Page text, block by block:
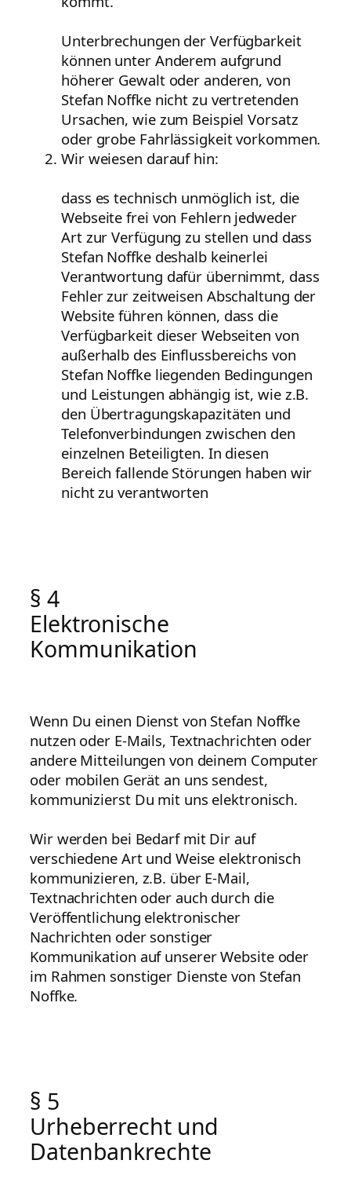
Unterbrechungen der Verfügbarkeit
können unter Anderem aufgrund
höherer Gewalt oder anderen, von
Stefan Noffke nicht zu vertretenden
Ursachen, wie zum Beispiel Vorsatz
oder grobe Fahrlässigkeit vorkommen.
Wir weiesen darauf hin:
dass es technisch unmöglich ist, die
Webseite frei von Fehlern jedweder
Art zur Verfügung zu stellen und dass
Stefan Noffke deshalb keinerlei
Verantwortung dafür übernimmt, dass
Fehler zur zeitweisen Abschaltung der
Website führen können, dass die
Verfügbarkeit dieser Webseiten von
außerhalb des Einflussbereichs von
Stefan Noffke liegenden Bedingungen
und Leistungen abhängig ist, wie z.B.
den Übertragungskapazitäten und
Telefonverbindungen zwischen den
einzelnen Beteiligten. In diesen
Bereich fallende Störungen haben wir
nicht zu verantworten
§ 4
Elektronische
Kommunikation
Wenn Du einen Dienst von Stefan Noffke
nutzen oder E-Mails, Textnachrichten oder
andere Mitteilungen von deinem Computer
oder mobilen Gerät an uns sendest,
kommunizierst Du mit uns elektronisch.
Wir werden bei Bedarf mit Dir auf
verschiedene Art und Weise elektronisch
kommunizieren, z.B. über E-Mail,
Textnachrichten oder auch durch die
Veröffentlichung elektronischer
Nachrichten oder sonstiger
Kommunikation auf unserer Website oder
im Rahmen sonstiger Dienste von Stefan
Noffke.
§ 5
Urheberrecht und
Datenbankrechte